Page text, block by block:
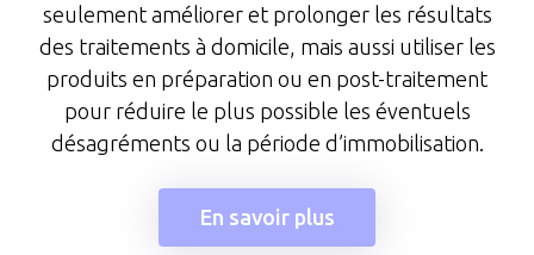
seulement améliorer et prolonger les résultats
des traitements à domicile, mais aussi utiliser les
produits en préparation ou en post-traitement
pour réduire le plus possible les éventuels
désagréments ou la période d’immobilisation.
En savoir plus